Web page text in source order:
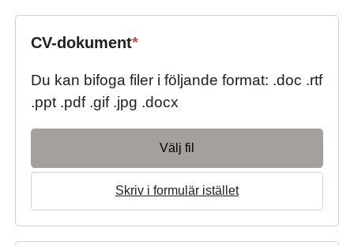
CV-dokument*
Du kan bifoga filer i följande format: .doc .rtf
.ppt .pdf .gif .jpg .docx
Välj fil
Skriv i formulär istället